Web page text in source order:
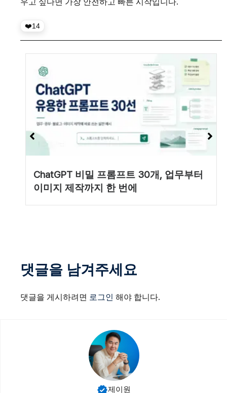
14
ChatGPT 비밀 프롬프트 30개, 업무부터
이미지 제작까지 한 번에
댓글을 남겨주세요
댓글을 게시하려면 로그인 해야 합니다.
제이원